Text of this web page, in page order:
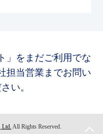
」をまだご利用でな
担当営業までお問い
い。
All Rights Reserved.